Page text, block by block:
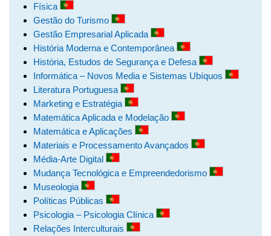
Física
Gestão do Turismo
Gestão Empresarial Aplicada
História Moderna e Contemporânea
História, Estudos de Segurança e Defesa
Informática – Novos Media e Sistemas Ubíquos
Literatura Portuguesa
Marketing e Estratégia
Matemática Aplicada e Modelação
Matemática e Aplicações
Materiais e Processamento Avançados
Média-Arte Digital
Mudança Tecnológica e Empreendedorismo
Museologia
Políticas Públicas
Psicologia – Psicologia Clínica
Relações Interculturais